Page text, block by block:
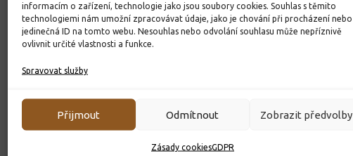
informacím o zařízení, technologie jako jsou soubory cookies. Souhlas s těmito
technologiemi nám umožní zpracovávat údaje, jako je chování při procházení nebo
jedinečná ID na tomto webu. Nesouhlas nebo odvolání souhlasu může nepříznivě
ovlivnit určité vlastnosti a funkce.
Spravovat služby
Přijmout Odmítnout Zobrazit předvolby
Zásady cookiesGDPR